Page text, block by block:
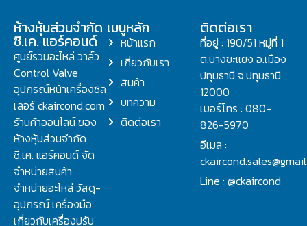
ห้างหุ้นส่วนจำกัด
ซี.เค. แอร์คอนด์
ศูนย์รวมอะไหล่ วาล์ว
Control Valve
อุปกรณ์หน้าเครื่องชิล
เลอร์ ckaircond.com
ร้านค้าออนไลน์ ของ
ห้างหุ้นส่วนจำกัด
ซี.เค. แอร์คอนด์ จัด
จำหน่ายสินค้า
จำหน่ายอะไหล่ วัสดุ-
อุปกรณ์ เครื่องมือ
เกี่ยวกับเครื่องปรับ
เมนูหลัก
หน้าแรก
เกี่ยวกับเรา
สินค้า
บทความ
ติดต่อเรา
ติดต่อเรา
ที่อยู่ : 190/51 หมู่ที่ 1
ต.บางขะแยง อ.เมือง
ปทุมธานี จ.ปทุมธานี
12000
เบอร์โทร : 080-
826-5970
อีเมล :
Line : @ckaircond